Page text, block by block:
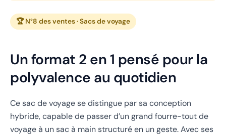
🏆 N°8 des ventes · Sacs de voyage
Un format 2 en 1 pensé pour la
polyvalence au quotidien
Ce sac de voyage se distingue par sa conception
hybride, capable de passer d’un grand fourre-tout de
voyage à un sac à main structuré en un geste. Avec ses